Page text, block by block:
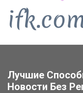
Лучшие
Новости Без